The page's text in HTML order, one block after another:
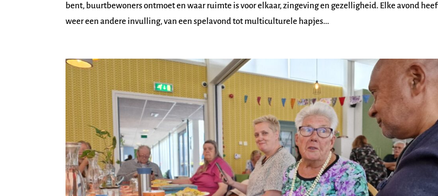
bent, buurtbewoners ontmoet en waar ruimte is voor elkaar, zingeving en gezelligheid. Elke avond
weer een andere invulling, van een spelavond tot multiculturele hapjes...